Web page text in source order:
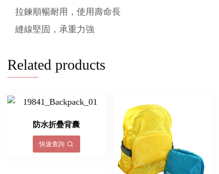
拉鍊順暢耐用，使用壽命長
縫線堅固，承重力強
Related products
防水折疊背囊
快速查詢